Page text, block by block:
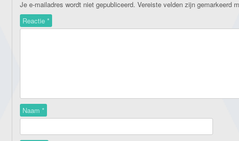
Je e-mailadres wordt niet gepubliceerd. Vereiste velden zijn gemarkeerd
Reactie *
Naam *